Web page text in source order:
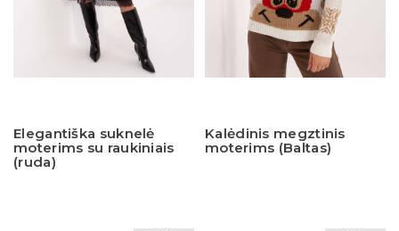
Elegantiška suknelė
moterims su raukiniais
(ruda)
Kalėdinis megztinis
moterims (Baltas)